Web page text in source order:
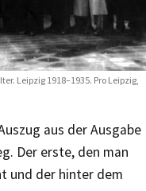
Leipzig 1918–1935. Pro Leipzig,
aus der Ausgabe
Der erste, den man
und der hinter dem